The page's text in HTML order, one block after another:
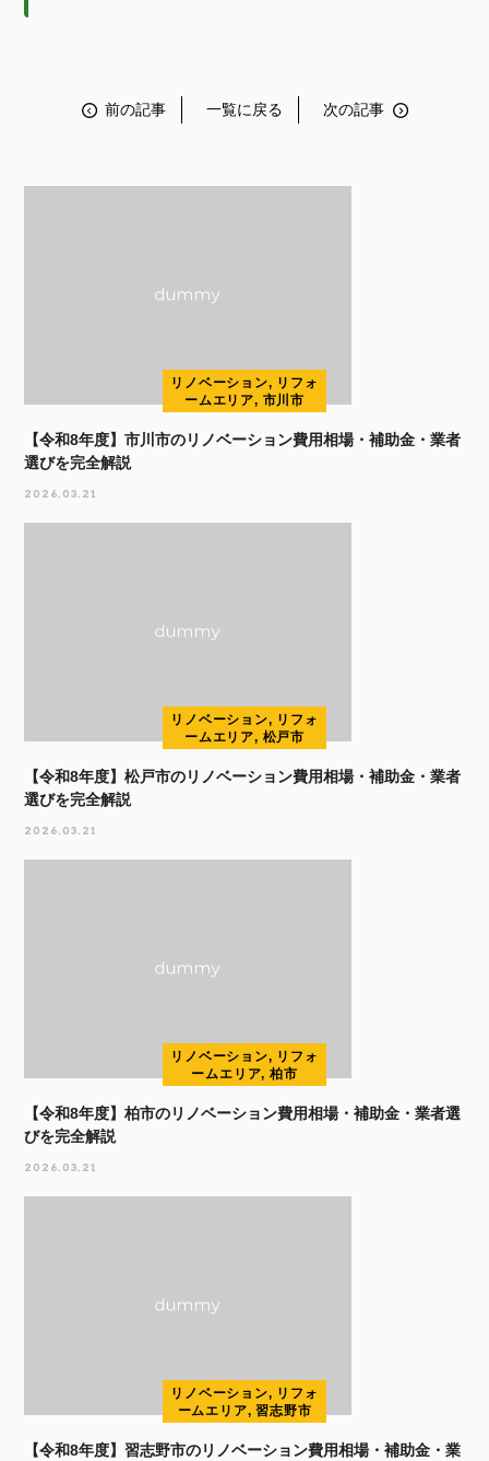
前の記事 一覧に戻る 次の記事
リノベーション, リフォ
ームエリア, 市川市
【令和8年度】市川市のリノベーション費用相場・補助金・業者
選びを完全解説
2026.03.21
リノベーション, リフォ
ームエリア, 松戸市
【令和8年度】松戸市のリノベーション費用相場・補助金・業者
選びを完全解説
2026.03.21
リノベーション, リフォ
ームエリア, 柏市
【令和8年度】柏市のリノベーション費用相場・補助金・業者選
びを完全解説
2026.03.21
リノベーション, リフォ
ームエリア, 習志野市
【令和8年度】習志野市のリノベーション費用相場・補助金・業